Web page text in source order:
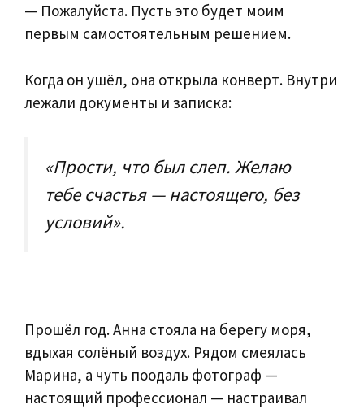
— Пожалуйста. Пусть это будет моим
первым самостоятельным решением.
Когда он ушёл, она открыла конверт. Внутри
лежали документы и записка:
«Прости, что был слеп. Желаю
тебе счастья — настоящего, без
условий».
Прошёл год. Анна стояла на берегу моря,
вдыхая солёный воздух. Рядом смеялась
Марина, а чуть поодаль фотограф —
настоящий профессионал — настраивал